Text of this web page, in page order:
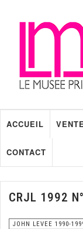
ACCUEIL
CONTACT
CRJL 1992
JOHN LEVEE 1990-